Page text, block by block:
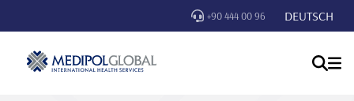
+90 444 00 96 DEUTSCH